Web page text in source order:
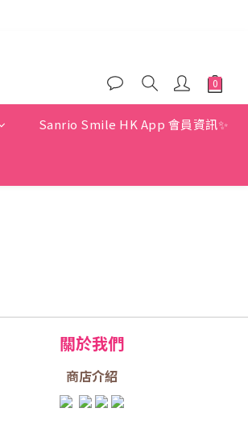
Sanrio Smile HK App 會員資訊✨
關於我們
商店介紹